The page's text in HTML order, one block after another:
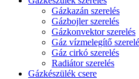
Gázkazán szerelés
Gázbojler szerelés
Gázkonvektor szerelés
Gáz vízmelegítő
Gáz cirkó szerelés
Radiátor szerelés
Gázkészülék csere